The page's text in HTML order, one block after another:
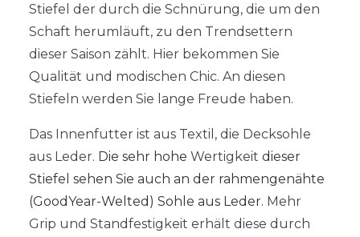
Stiefel der durch die Schnürung, die um den
Schaft herumläuft, zu den Trendsettern
dieser Saison zählt. Hier bekommen Sie
Qualität und modischen Chic. An diesen
Stiefeln werden Sie lange Freude haben.
Das Innenfutter ist aus Textil, die Decksohle
aus Leder. Die sehr hohe Wertigkeit dieser
Stiefel sehen Sie auch an der rahmengenähte
(GoodYear-Welted) Sohle aus Leder. Mehr
Grip und Standfestigkeit erhält diese durch